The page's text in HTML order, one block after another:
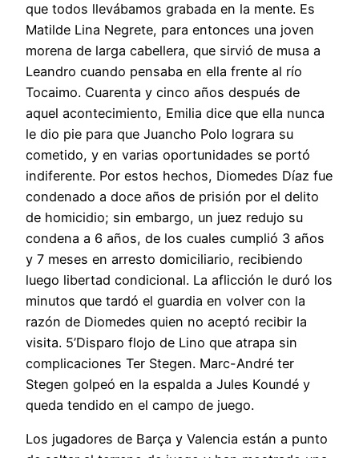
que todos llevábamos grabada en la mente. Es
Matilde Lina Negrete, para enton­ces una joven
morena de larga cabelle­ra, que sirvió de musa a
Leandro cuan­do pensaba en ella frente al río
Tocaimo. Cuarenta y cinco años después de
aquel acontecimiento, Emilia dice que ella nunca
le dio pie para que Juancho Polo lograra su
cometido, y en varias oportunidades se portó
indiferente. Por estos hechos, Diomedes Díaz fue
condenado a doce años de prisión por el delito
de homicidio; sin embargo, un juez redujo su
condena a 6 años, de los cuales cumplió 3 años
y 7 meses en arresto domiciliario, recibiendo
luego libertad condicional. La aflicción le duró los
minutos que tardó el guardia en volver con la
razón de Diomedes quien no aceptó recibir la
visita. 5’Disparo flojo de Lino que atrapa sin
complicaciones Ter Stegen. Marc-André ter
Stegen golpeó en la espalda a Jules Koundé y
queda tendido en el campo de juego.
Los jugadores de Barça y Valencia están a punto